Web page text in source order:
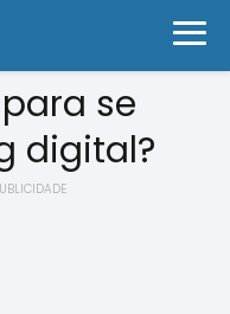
se
digital?